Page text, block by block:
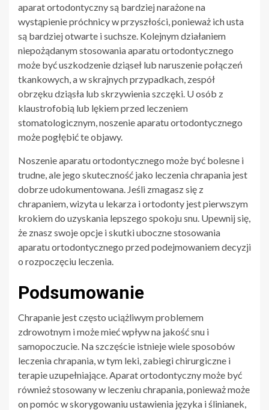
aparat ortodontyczny są bardziej narażone na
wystąpienie próchnicy w przyszłości, ponieważ ich usta
są bardziej otwarte i suchsze. Kolejnym działaniem
niepożądanym stosowania aparatu ortodontycznego
może być uszkodzenie dziąseł lub naruszenie połączeń
tkankowych, a w skrajnych przypadkach, zespół
obrzęku dziąsła lub skrzywienia szczęki. U osób z
klaustrofobią lub lękiem przed leczeniem
stomatologicznym, noszenie aparatu ortodontycznego
może pogłębić te objawy.
Noszenie aparatu ortodontycznego może być bolesne i
trudne, ale jego skuteczność jako leczenia chrapania jest
dobrze udokumentowana. Jeśli zmagasz się z
chrapaniem, wizyta u lekarza i ortodonty jest pierwszym
krokiem do uzyskania lepszego spokoju snu. Upewnij się,
że znasz swoje opcje i skutki uboczne stosowania
aparatu ortodontycznego przed podejmowaniem decyzji
o rozpoczęciu leczenia.
Podsumowanie
Chrapanie jest często uciążliwym problemem
zdrowotnym i może mieć wpływ na jakość snu i
samopoczucie. Na szczęście istnieje wiele sposobów
leczenia chrapania, w tym leki, zabiegi chirurgiczne i
terapie uzupełniające. Aparat ortodontyczny może być
również stosowany w leczeniu chrapania, ponieważ może
on pomóc w skorygowaniu ustawienia języka i ślinianek,